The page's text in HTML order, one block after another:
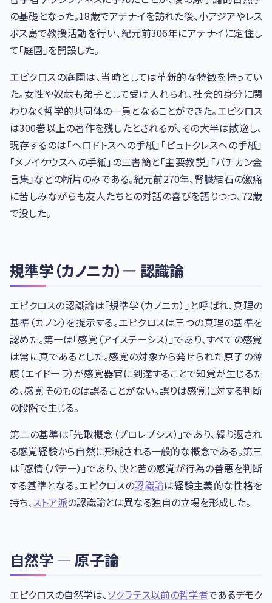
の基礎となった。18歳でアテナイを訪れた後、小アジアやレス
ボス島で教授活動を行い、紀元前306年にアテナイに定住し
て「庭園」を開設した。
エピクロスの庭園は、当時としては革新的な特徴を持ってい
た。女性や奴隷も弟子として受け入れられ、社会的身分に関
わりなく哲学的共同体の一員となることができた。エピクロス
は300巻以上の著作を残したとされるが、その大半は散逸し、
現存するのは「ヘロドトスへの手紙」「ピュトクレスへの手紙」
「メノイケウスへの手紙」の三書簡と「主要教説」「バチカン金
言集」などの断片のみである。紀元前270年、腎臓結石の激痛
に苦しみながらも友人たちとの対話の喜びを語りつつ、72歳
で没した。
規準学（カノニカ）— 認識論
エピクロスの認識論は「規準学（カノニカ）」と呼ばれ、真理の
基準（カノン）を提示する。エピクロスは三つの真理の基準を
認めた。第一は「感覚（アイステーシス）」であり、すべての感覚
は常に真であるとした。感覚の対象から発せられた原子の薄
膜（エイドーラ）が感覚器官に到達することで知覚が生じるた
め、感覚そのものは誤ることがない。誤りは感覚に対する判断
の段階で生じる。
第二の基準は「先取概念（プロレプシス）」であり、繰り返され
る感覚経験から自然に形成される一般的な概念である。第三
は「感情（パテー）」であり、快と苦の感覚が行為の善悪を判断
する基準となる。エピクロスの認識論は経験主義的な性格を
持ち、ストア派の認識論とは異なる独自の立場を形成した。
自然学 — 原子論
エピクロスの自然学は、ソクラテス以前の哲学者であるデモク